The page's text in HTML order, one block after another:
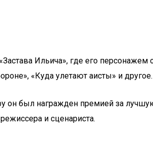
Ильича», где его персонажем
«Куда улетают аисты» и другое.
он был награжден премией за
и сценариста.